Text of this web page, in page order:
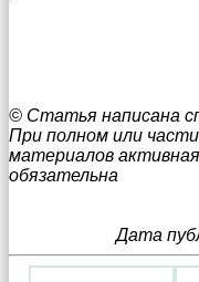
© Статья написана
При полном или
материалов
обязательна
Дата